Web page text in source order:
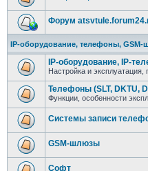
Форум
IP-оборудование, телефоны,
IP-оборудование, IP-
Настройка и эксплуатация,
Телефоны (SLT, DKTU,
Функции, особенности
Системы записи
GSM-шлюзы
Софт